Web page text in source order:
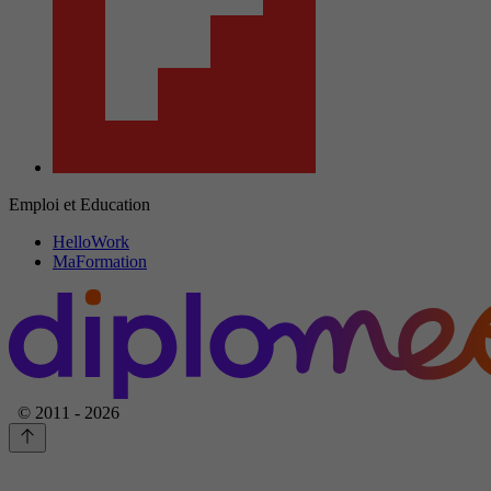
Emploi et Education
HelloWork
MaFormation
© 2011 - 2026